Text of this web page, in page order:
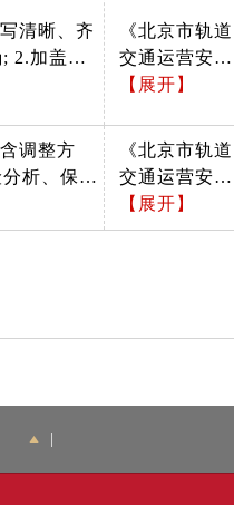
清晰、齐
2.加盖公
认材料是否
。
《北京市轨道
交通运营安全
条例》（北京
会常务委员会
公告〔2015〕
7号） 第十三
条第二款 试
设备设施启用
【展开】
调整方
析、保障
应急预
施验收材
种设备的
《北京市轨道
交通运营安全
条例》（北京
市人民代表大
条第二款 试
运营时间、运
【展开】